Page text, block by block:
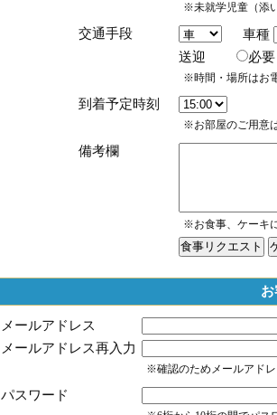
※未就学児童（添
交通手段
車種
送迎
※時間・場所はお
到着予定時刻
※お部屋のご用意
備考欄
※お食事、ケーキ
メールアドレス
メールアドレス再入力
※確認のためメールアド
パスワード